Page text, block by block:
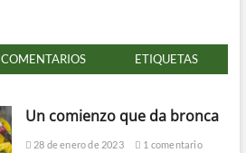
COMENTARIOS ETIQUETAS
Un comienzo que da bronca
28 de enero de 2023 1 comentario